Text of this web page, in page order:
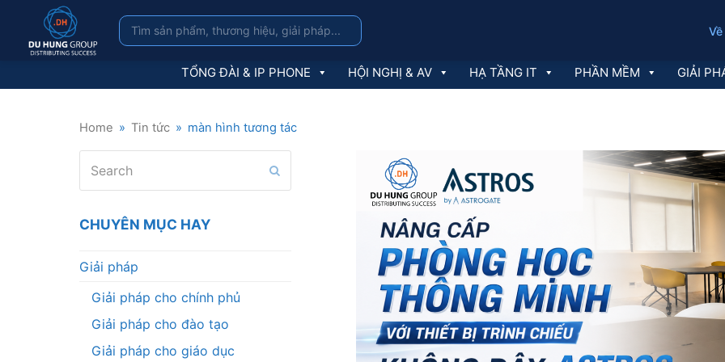
TỔNG ĐÀI & IP PHONE HỘI NGHỊ & AV HẠ TẦNG IT PHẦN MỀM GIẢI
Home » Tin tức » màn hình tương tác
CHUYÊN MỤC HAY
Giải pháp
Giải pháp cho chính phủ
Giải pháp cho đào tạo
Giải pháp cho giáo dục